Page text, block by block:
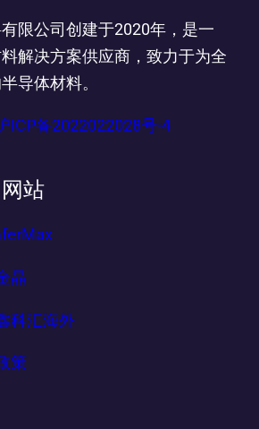
限公司创建于2020年，是一
解决方案供应商，致力于为全
导体材料。
ICP备2022022028号-4
站
晶
科汇海外
策